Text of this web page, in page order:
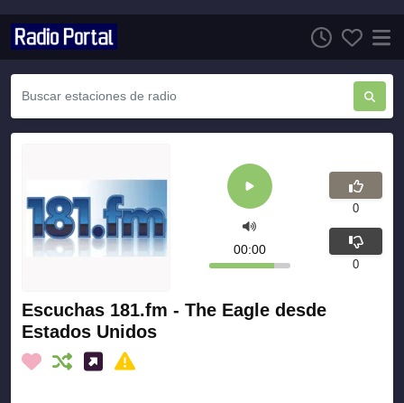
Escuchas 181.fm - The Eagle desde
Estados Unidos
00:00
0
0